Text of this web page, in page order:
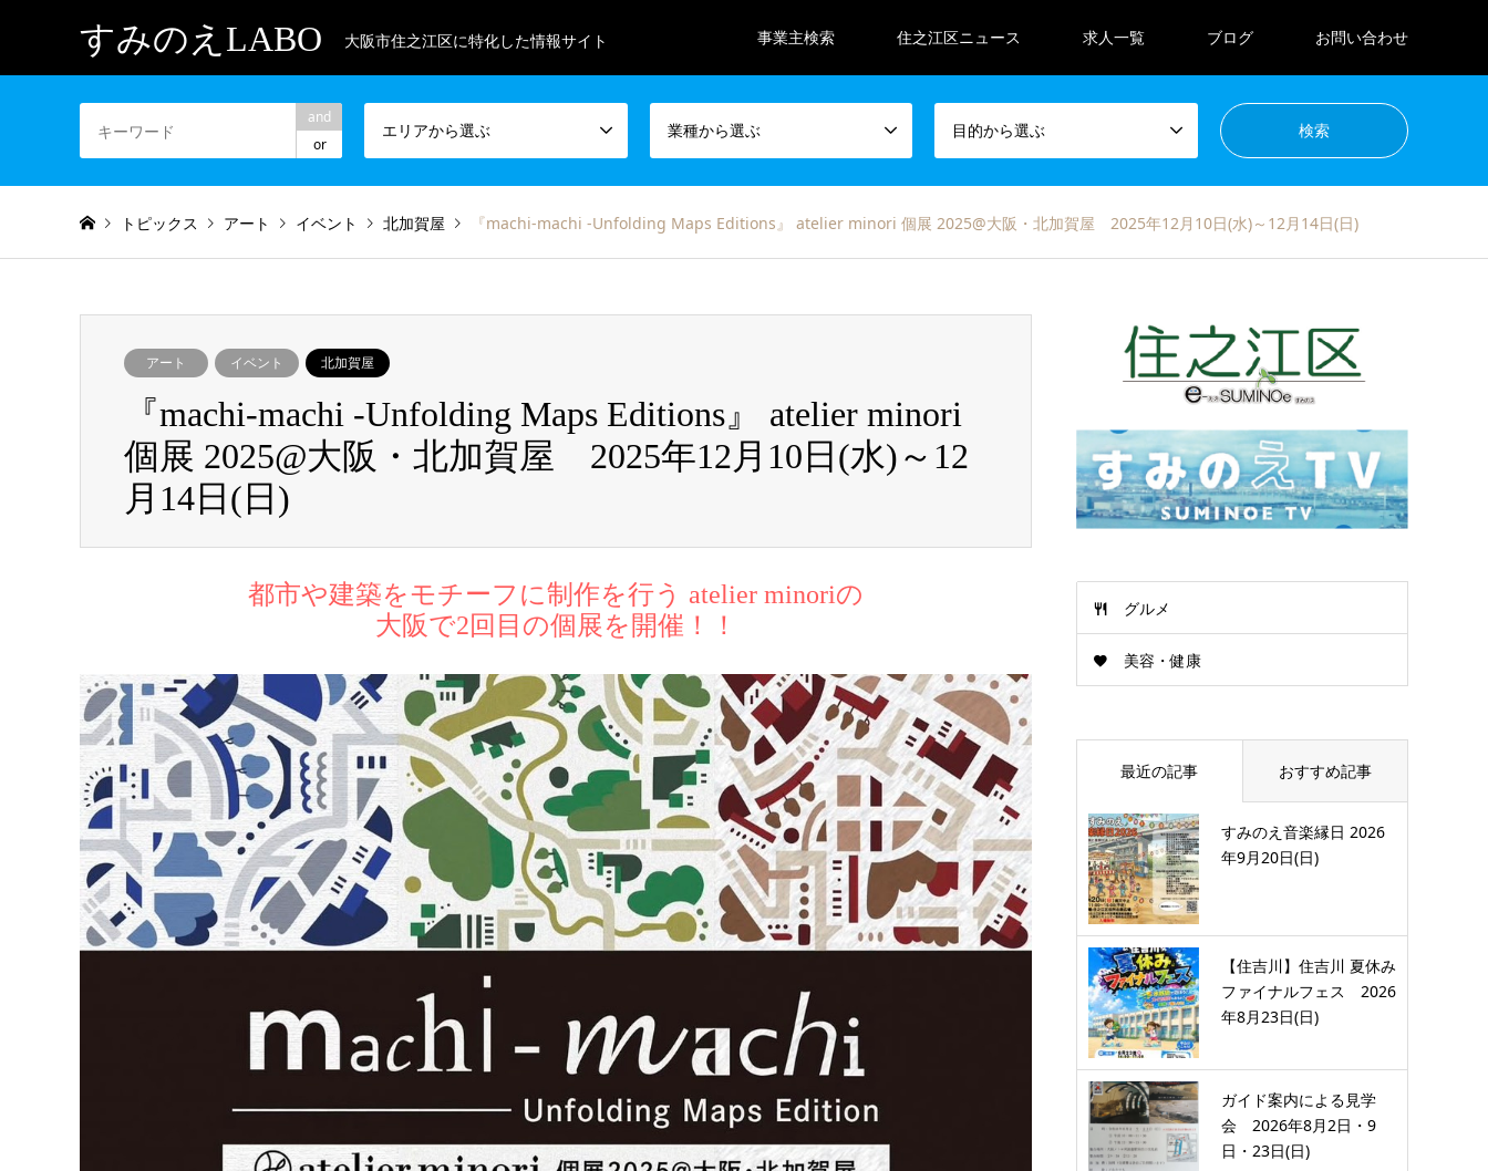
すみのえLABO 大阪市住之江区に特化した情報サイト 事業主検索 住之江区ニュース 求人一覧 ブログ お問い合わせ
and
or
エリアから選ぶ 業種から選ぶ 目的から選ぶ
トピックス アート イベント 北加賀屋 『machi-machi -Unfolding Maps Editions』 atelier minori 個展 2025@大阪・北加賀屋 2025年12月10日(水)～12月14日(日)
アート イベント 北加賀屋
『machi-machi -Unfolding Maps Editions』 atelier minori
個展 2025@大阪・北加賀屋 2025年12月10日(水)～12
月14日(日)
都市や建築をモチーフに制作を行う atelier minoriの
大阪で2回目の個展を開催！！
グルメ
美容・健康
最近の記事 おすすめ記事
すみのえ音楽縁日 2026
年9月20日(日)
【住吉川】住吉川 夏休み
ファイナルフェス 2026
年8月23日(日)
ガイド案内による見学
会 2026年8月2日・9
日・23日(日)